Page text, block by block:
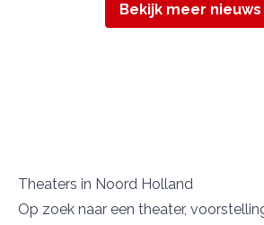
Bekijk meer nieuws
Theaters in Noord Holland
Op zoek naar een theater,